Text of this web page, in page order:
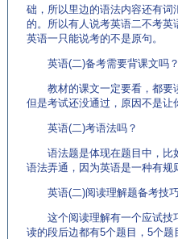
础，所以里边的语法内容还有词
的。所以有人说考英语二不考英
英语一只能说考的不是原句。
英语(二)备考需要背课文吗？
教材的课文一定要看，都要
但是考试还没通过，原因不是
英语(二)考语法吗？
语法题是体现在题目中，比
语法弄通，因为英语是一种有
英语(二)阅读理解题备考技
这个阅读理解有一个应试技
读的段后边都有5个题目，5个